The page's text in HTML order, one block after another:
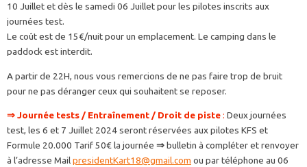
10 Juillet et dès le samedi 06 Juillet pour les pilotes inscrits aux
journées test.
Le coût est de 15€/nuit pour un emplacement. Le camping dans le
paddock est interdit.
A partir de 22H, nous vous remercions de ne pas faire trop de bruit
pour ne pas déranger ceux qui souhaitent se reposer.
⇒Journée tests / Entraînement / Droit de piste: Deux journées
test, les 6 et 7 Juillet 2024 seront réservées aux pilotes KFS et
Formule 20.000 Tarif 50€ la journée ⇒bulletin à compléter et renvoyer
à l’adresse MailpresidentKart18@gmail.com ou par téléphone au 06